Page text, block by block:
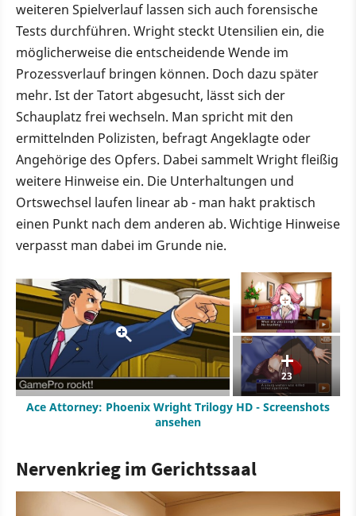
weiteren Spielverlauf lassen sich auch forensische
Tests durchführen. Wright steckt Utensilien ein, die
möglicherweise die entscheidende Wende im
Prozessverlauf bringen können. Doch dazu später
mehr. Ist der Tatort abgesucht, lässt sich der
Schauplatz frei wechseln. Man spricht mit den
ermittelnden Polizisten, befragt Angeklagte oder
Angehörige des Opfers. Dabei sammelt Wright fleißig
weitere Hinweise ein. Die Unterhaltungen und
Ortswechsel laufen linear ab - man hakt praktisch
einen Punkt nach dem anderen ab. Wichtige Hinweise
verpasst man dabei im Grunde nie.
23
Ace Attorney: Phoenix Wright Trilogy HD - Screenshots
ansehen
Nervenkrieg im Gerichtssaal